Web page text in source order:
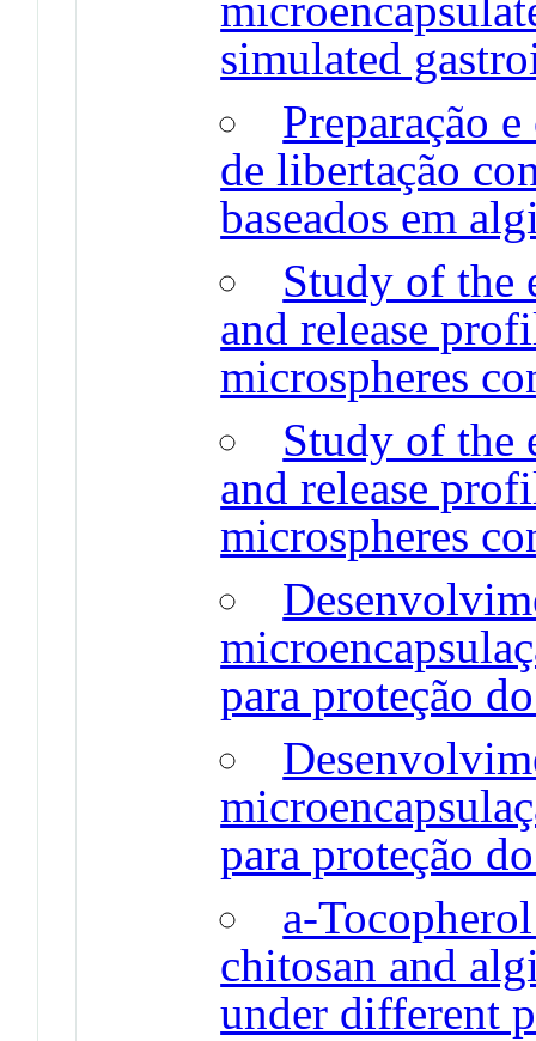
simulated
Preparação
de libertação
baseados em
Study of the
and release
microspheres
Study of the
and release
microspheres
para proteção
para proteção
a-
chitosan and
under different